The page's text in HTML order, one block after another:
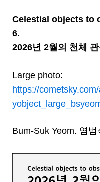
Celestial objects to
6.
2026년 2월의 천체
Large photo:
https://
Bum-Suk Yeom. 염범